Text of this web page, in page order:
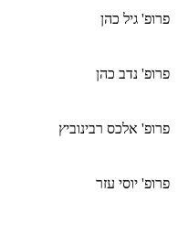
פרופ' גיל כהן
פרופ' נדב כהן
פרופ' אלכס רבינוביץ
פרופ' יוסי עזר